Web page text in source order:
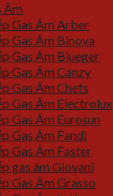
Âm
Gas Âm Arber
Gas Âm Binova
Gas Âm Blueger
Gas Âm Canzy
Gas Âm Chefs
Gas Âm Electrolux
Gas Âm Eurosun
Gas Âm Fandi
Gas Âm Faster
gas âm Giovani
Gas Âm Grasso